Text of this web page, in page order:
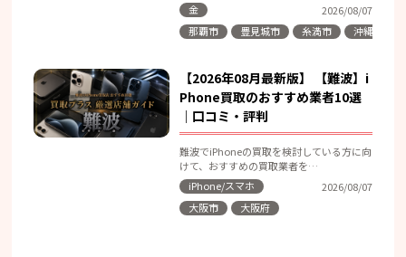
2026/08/07
金
那覇市
豊見城市 糸満市 沖縄県
【2026年08月最新版】 【難波】i
Phone買取のおすすめ業者10選
｜口コミ・評判
難波でiPhoneの買取を検討している方に向
けて、おすすめの買取業者を…
2026/08/07
iPhone/スマホ
大阪市
大阪府